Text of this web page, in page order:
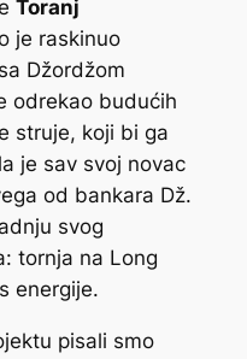
Toranj
je raskinuo
Džordžom
odrekao budućih
struje, koji bi ga
je sav svoj novac
od bankara Dž.
svog
tornja na Long
energije.
pisali smo